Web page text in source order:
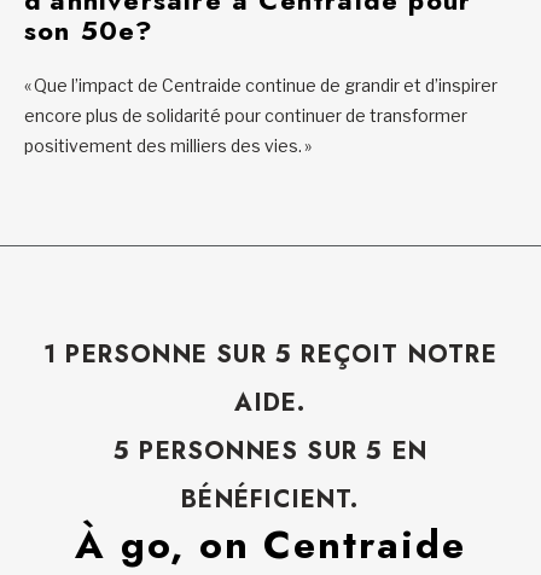
son 50e?
« Que l’impact de Centraide continue de grandir et d’inspirer
encore plus de solidarité pour continuer de transformer
positivement des milliers des vies. »
1 PERSONNE SUR 5 REÇOIT NOTRE
AIDE.
5 PERSONNES SUR 5 EN
BÉNÉFICIENT.
À go, on Centraide